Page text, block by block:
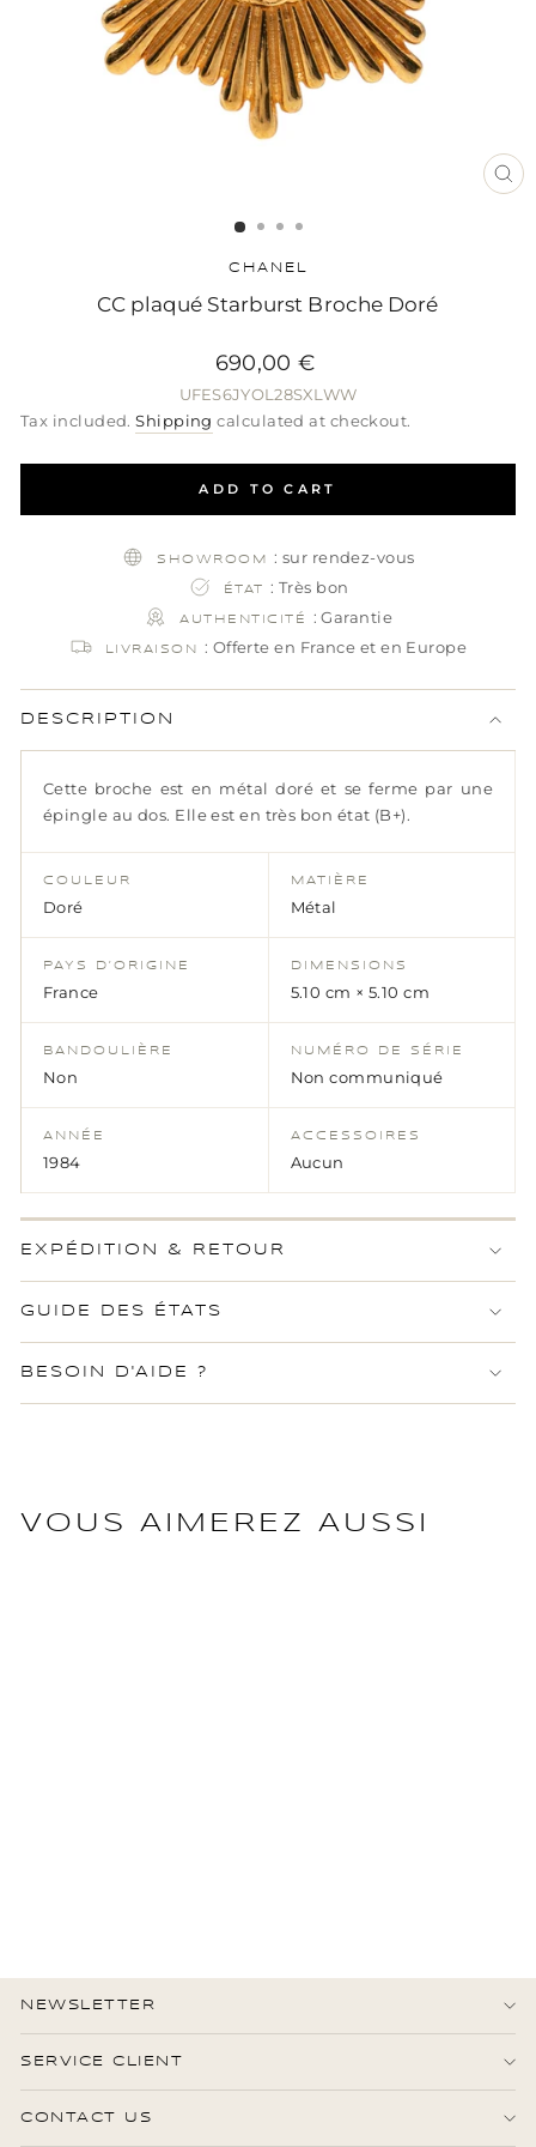
CHANEL
CC plaqué Starburst Broche Doré
Regular
price
Sale
price
Regular
price
690,00 €
UFES6JYOL28SXLWW
Tax included.Shipping calculated at checkout.
ADD TO CART
SHOWROOM : sur rendez-vous
ÉTAT : Très bon
AUTHENTICITÉ : Garantie
LIVRAISON : Offerte en France et en Europe
DESCRIPTION
Cette broche est en métal doré et se ferme par une
épingle au dos. Elle est en très bon état (B+).
COULEUR
Doré
MATIÈRE
Métal
PAYS D’ORIGINE
France
DIMENSIONS
5.10 cm × 5.10 cm
BANDOULIÈRE
Non
NUMÉRO DE SÉRIE
Non communiqué
ANNÉE
1984
ACCESSOIRES
Aucun
EXPÉDITION & RETOUR
GUIDE DES ÉTATS
BESOIN D'AIDE ?
VOUS AIMEREZ AUSSI
NEWSLETTER
SERVICE CLIENT
CONTACT US